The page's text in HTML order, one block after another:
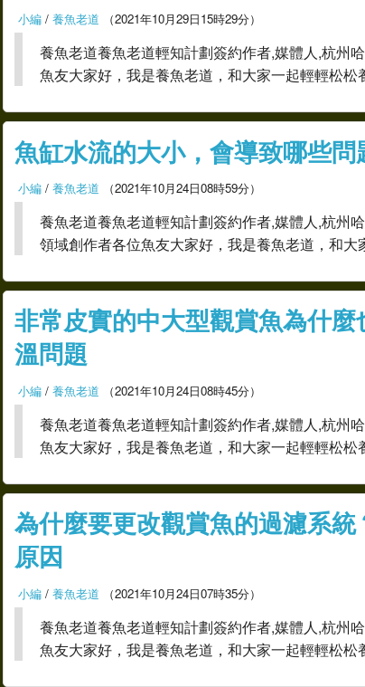
小編 / 養魚老道 （2021年10月29日15時29分）
養魚老道養魚老道輕知計劃簽約作者,媒體人,杭州
魚友大家好，我是養魚老道，和大家一起輕輕松松
魚缸水流的大小，會導致哪些
小編 / 養魚老道 （2021年10月24日08時59分）
養魚老道養魚老道輕知計劃簽約作者,媒體人,杭州
領域創作者各位魚友大家好，我是養魚老道，和大
非常皮實的中大型觀賞魚為什
溫問題
小編 / 養魚老道 （2021年10月24日08時45分）
養魚老道養魚老道輕知計劃簽約作者,媒體人,杭州
魚友大家好，我是養魚老道，和大家一起輕輕松松
為什麼要更改觀賞魚的過濾系
原因
小編 / 養魚老道 （2021年10月24日07時35分）
養魚老道養魚老道輕知計劃簽約作者,媒體人,杭州
魚友大家好，我是養魚老道，和大家一起輕輕松松